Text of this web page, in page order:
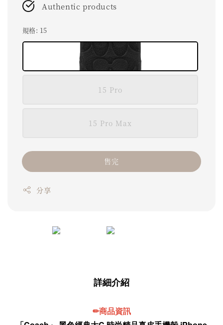
Authentic products
規格: 15
15 Pro
15 Pro Max
售完
分享
詳細介紹
✏商品資訊